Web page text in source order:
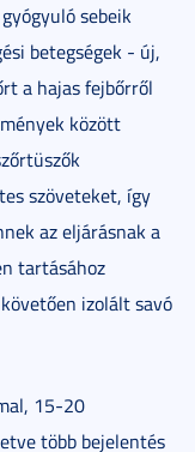
sebeik
betegségek - új,
a hajas fejbőrről
között
szöveteket, így
az eljárásnak a
tartásához
izolált savó
15-20
több bejelentés